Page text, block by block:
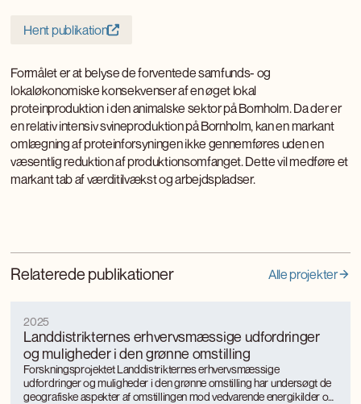
Hent publikation
Formålet er at belyse de forventede samfunds- og
lokaløkonomiske konsekvenser af en øget lokal
proteinproduktion i den animalske sektor på Bornholm. Da der er
en relativ intensiv svineproduktion på Bornholm, kan en markant
omlægning af proteinforsyningen ikke gennemføres uden en
væsentlig reduktion af produktionsomfanget. Dette vil medføre et
markant tab af værditilvækst og arbejdspladser.
Relaterede publikationer Alle projekter
Landdistrikternes erhvervsmæssige udfordringer
og muligheder i den grønne omstilling
2025
Forskningsprojektet Landdistrikternes erhvervsmæssige
udfordringer og muligheder i den grønne omstilling har undersøgt de
geografiske aspekter af omstillingen mod vedvarende energikilder og